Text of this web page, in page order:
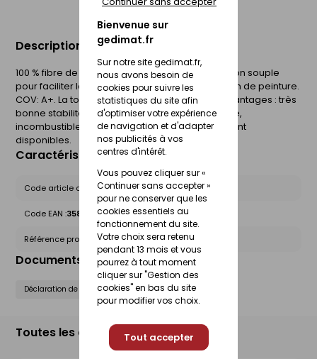
Bienvenue sur
gedimat.fr
Sur notre site gedimat.fr,
nous avons besoin de
cookies pour suivre les
statistiques du site afin
d'optimiser votre expérience
de navigation et d'adapter
nos publicités à vos
centres d'intérêt.
Vous pouvez cliquer sur «
Continuer sans accepter »
pour ne conserver que les
cookies essentiels au
fonctionnement du site.
Votre choix sera retenu
pendant 13 mois et vous
pourrez à tout moment
cliquer sur "Gestion des
cookies" en bas du site
pour modifier vos choix.
Tout accepter
Description du produit
100 % fibre de verre apprêtée avec une enduction souple
pour faciliter la pose et réduire la consommation de peinture.
COV: A+. La toile de verre offre de nombreux avantages : très
bonne stabilité dimensionnelle, haute résistance,
incombustible et non toxique. Plusieurs motifs sont
disponibles.
Caractéristiques du produit
Code article chez le fournisseur :A00136
Code EAN :3585501001369
Référence produit nationale Gedimat :30070843
Documents liés
Déclaration de performance (DOP)
Toutes les déclinaisons